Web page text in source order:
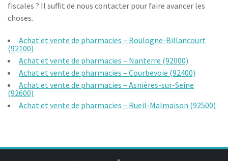
fiscales ? Il suffit de nous contacter pour faire avancer les
choses.
Achat et vente de pharmacies – Boulogne-Billancourt
(92100)
Achat et vente de pharmacies – Nanterre (92000)
Achat et vente de pharmacies – Courbevoie (92400)
Achat et vente de pharmacies – Asnières-sur-Seine
(92600)
Achat et vente de pharmacies – Rueil-Malmaison (92500)